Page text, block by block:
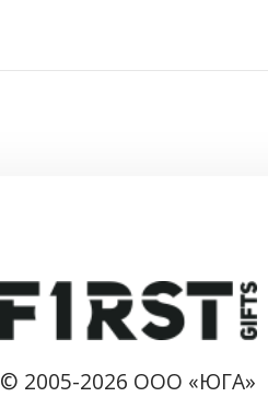
© 2005-2026 ООО «ЮГА»